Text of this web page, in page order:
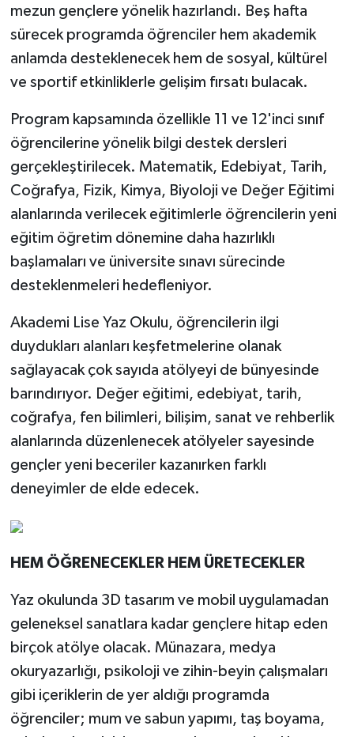
mezun gençlere yönelik hazırlandı. Beş hafta
sürecek programda öğrenciler hem akademik
anlamda desteklenecek hem de sosyal, kültürel
ve sportif etkinliklerle gelişim fırsatı bulacak.
Program kapsamında özellikle 11 ve 12'inci sınıf
öğrencilerine yönelik bilgi destek dersleri
gerçekleştirilecek. Matematik, Edebiyat, Tarih,
Coğrafya, Fizik, Kimya, Biyoloji ve Değer Eğitimi
alanlarında verilecek eğitimlerle öğrencilerin yeni
eğitim öğretim dönemine daha hazırlıklı
başlamaları ve üniversite sınavı sürecinde
desteklenmeleri hedefleniyor.
Akademi Lise Yaz Okulu, öğrencilerin ilgi
duydukları alanları keşfetmelerine olanak
sağlayacak çok sayıda atölyeyi de bünyesinde
barındırıyor. Değer eğitimi, edebiyat, tarih,
coğrafya, fen bilimleri, bilişim, sanat ve rehberlik
alanlarında düzenlenecek atölyeler sayesinde
gençler yeni beceriler kazanırken farklı
deneyimler de elde edecek.
HEM ÖĞRENECEKLER HEM ÜRETECEKLER
Yaz okulunda 3D tasarım ve mobil uygulamadan
geleneksel sanatlara kadar gençlere hitap eden
birçok atölye olacak. Münazara, medya
okuryazarlığı, psikoloji ve zihin-beyin çalışmaları
gibi içeriklerin de yer aldığı programda
öğrenciler; mum ve sabun yapımı, taş boyama,